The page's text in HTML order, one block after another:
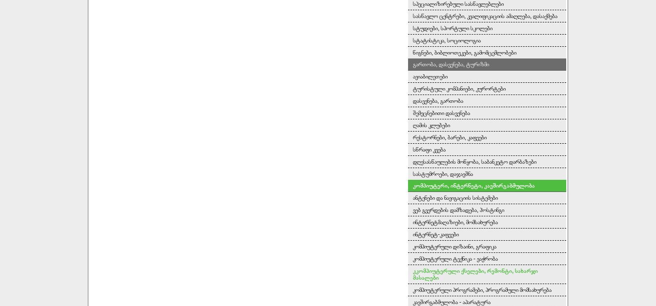
სპეციალიზირებული სასწავლებლები
სასწავლო ცენტრები, კვალიფიკაციის ამაღლება, დასაქმება
სტუდიები, სპორტული სკოლები
სტატისტიკა, სოციოლოგია
წიგნები, ბიბლიოთეკები, გამომცემლობები
გართობა, დასვენება, ტურიზმი
ავიაბილეთები
ტურისტული კომპანიები, კურორტები
დასვენება, გართობა
შემეცნებითი დასვენება
ღამის კლუბები
რესტორნები, ბარები, კაფეები
სწრაფი კვება
დღესასწაულების მოწყობა, საბანკეტო დარბაზები
სასტუმროები, დაჯავშნა
კომპიუტერი, ინტერნეტი, კავშირგაბმულობა
ანტენები და ნავიგაციის სისტემები
ვებ გვერდების დამზადება, ჰოსტინგი
ინტერნეტმაღაზიები, მომსახურება
ინტერნეტ-კაფეები
კომპიუტერული დიზაინი, გრაფიკა
კომპიუტერული ტექნიკა - ვაჭრობა
კკომპიუტერული ქსელები, რემონტი, სახარჯი
მასალები
კომპიუტერული პროგრამები, პროგრამული მომსახურება
კავშირგაბმულობა - აპარატურა